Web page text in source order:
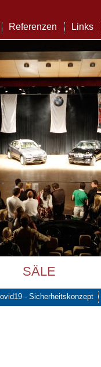
Referenzen Links
SÄLE
- Sicherheitskonzept